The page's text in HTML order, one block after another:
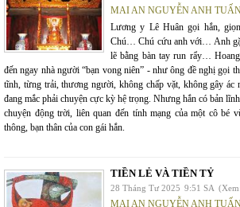
MAI AN NGUYỄN ANH
Lương y Lê Huân gọi hắn,
Chú… Chú cứu anh với… Anh
lẽ bằng bàn tay run rẩy…
đến ngay nhà người “bạn vong niên” - như ông đề nghị gọi
tĩnh, từng trải, thương người, không chấp vặt, không gây ác
đang mắc phải chuyện cực kỳ hệ trọng. Nhưng hắn có bản
chuyện động trời, liên quan đến tính mạng của một cô bé
thông, bạn thân của con gái hắn.
TIỀN LẺ VÀ TIỀN TỶ
28 Tháng Tư 2025 9:51 SA
MAI AN NGUYỄN ANH